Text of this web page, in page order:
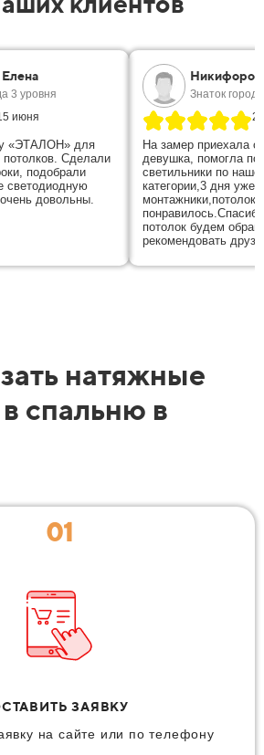
3 уровня
июня
«ЭТАЛОН» для
потолков. Сделали
подобрали
светодиодную
довольны.
Никифоров
Знаток
На замер приехала
девушка, помогла
светильники по
категории,3 дня уже
монтажники,потолок
потолок будем
рекомендовать
натяжные
спальню в
01
ЗАЯВКУ
на сайте или по телефону